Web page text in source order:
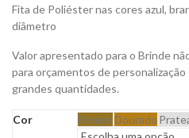
Fita de Poliéster nas cores azul,
diâmetro
Valor apresentado para o Brinde
para orçamentos de
grandes quantidades.
Cor Bronze Dourado